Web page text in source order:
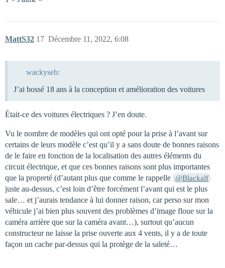
MattS32 Décembre 11, 2022, 6:08
17
wackyseb:
J’ai bossé 18 ans à la conception et amélioration des voitures
Était-ce des voitures électriques ? J’en doute.
Vu le nombre de modèles qui ont opté pour la prise à l’avant sur
certains de leurs modèle c’est qu’il y a sans doute de bonnes raisons
de le faire en fonction de la localisation des autres éléments du
circuit électrique, et que ces bonnes raisons sont plus importantes
que la propreté (d’autant plus que comme le rappelle @Blackalf
juste au-dessus, c’est loin d’être forcément l’avant qui est le plus
sale… et j’aurais tendance à lui donner raison, car perso sur mon
véhicule j’ai bien plus souvent des problèmes d’image floue sur la
caméra arrière que sur la caméra avant…), surtout qu’aucun
constructeur ne laisse la prise ouverte aux 4 vents, il y a de toute
façon un cache par-dessus qui la protège de la saleté…